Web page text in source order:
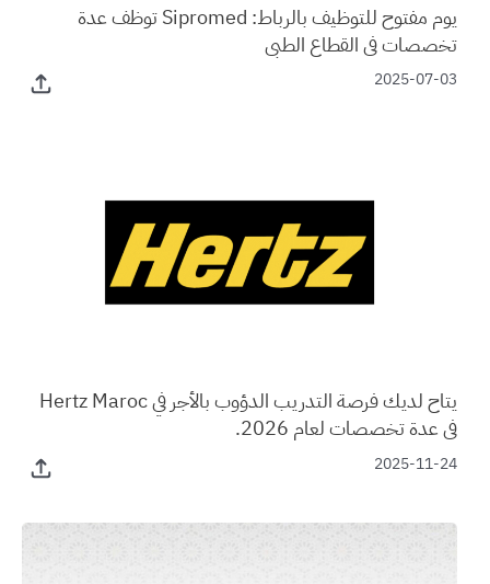
يوم مفتوح للتوظيف بالرباط: Sipromed توظف عدة
تخصصات في القطاع الطبي
2025-07-03
يتاح لديك فرصة التدريب الدؤوب بالأجر في Hertz Maroc
في عدة تخصصات لعام 2026.
2025-11-24